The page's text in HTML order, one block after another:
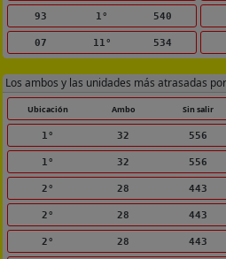
93 1° 540
07 11° 534
Los ambos y las unidades más atrasadas
Ubicación Ambo Sin salir
1° 32 556
1° 32 556
2° 28 443
2° 28 443
2° 28 443